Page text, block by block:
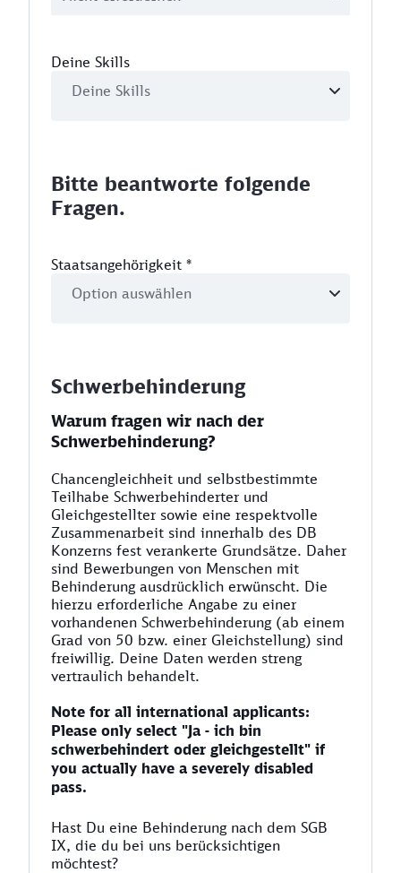
Deine Skills
Bitte beantworte folgende
Fragen.
Staatsangehörigkeit *
Schwerbehinderung
Warum fragen wir nach der
Schwerbehinderung?
Chancengleichheit und selbstbestimmte
Teilhabe Schwerbehinderter und
Gleichgestellter sowie eine respektvolle
Zusammenarbeit sind innerhalb des DB
Konzerns fest verankerte Grundsätze. Daher
sind Bewerbungen von Menschen mit
Behinderung ausdrücklich erwünscht. Die
hierzu erforderliche Angabe zu einer
vorhandenen Schwerbehinderung (ab einem
Grad von 50 bzw. einer Gleichstellung) sind
freiwillig. Deine Daten werden streng
vertraulich behandelt.
Note for all international applicants:
Please only select "Ja - ich bin
schwerbehindert oder gleichgestellt" if
you actually have a severely disabled
pass.
Hast Du eine Behinderung nach dem SGB
IX, die du bei uns berücksichtigen
möchtest?